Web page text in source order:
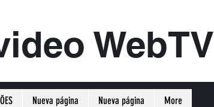
WebTV
Nueva página Nueva página More